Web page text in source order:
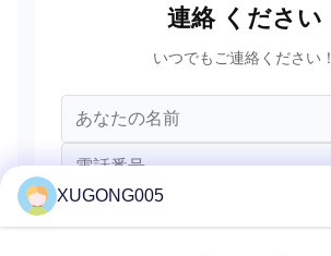
連絡 ください
いつでもご連絡ください！
XUGONG005